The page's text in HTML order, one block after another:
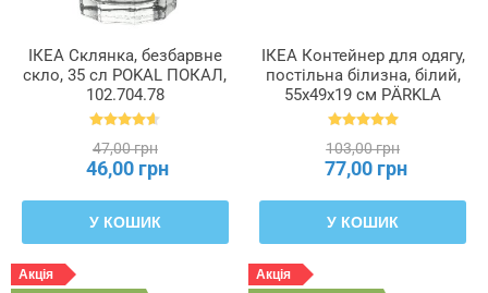
ІКЕА Склянка, безбарвне
скло, 35 сл POKAL ПОКАЛ,
102.704.78
47,00 грн
46,00 грн
У КОШИК
ІКЕА Контейнер для одягу,
постільна білизна, білий,
55x49x19 см PÄRKLA
ПЕРКЛА, 503.953.82
103,00 грн
77,00 грн
У КОШИК
Акція
Акція